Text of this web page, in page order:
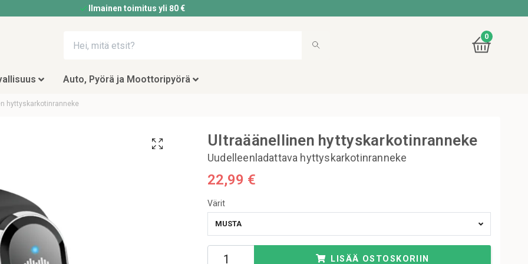
Ilmainen toimitus yli 80 €
0
Auto, Pyörä ja Moottoripyörä
hyttyskarkotinranneke
Ultraäänellinen hyttyskarkotinranneke
Uudelleenladattava hyttyskarkotinranneke
22,99 €
Värit
MUSTA
LISÄÄ OSTOSKORIIN